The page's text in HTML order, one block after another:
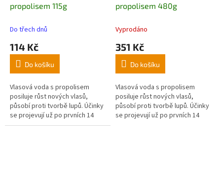
propolisem 115g
Do třech dnů
114 Kč
Do košíku
Vlasová voda s propolisem
posiluje růst nových vlasů,
působí proti tvorbě lupů. Účinky
se projevují už po prvních 14
dnech.
propolisem 480g
Vyprodáno
351 Kč
Do košíku
Vlasová voda s propolisem
posiluje růst nových vlasů,
působí proti tvorbě lupů. Účinky
se projevují už po prvních 14